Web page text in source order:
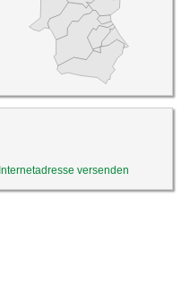
Internetadresse versenden